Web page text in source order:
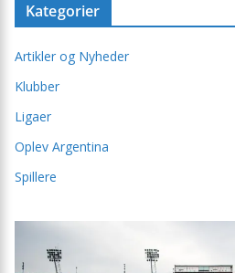
Kategorier
Artikler og Nyheder
Klubber
Ligaer
Oplev Argentina
Spillere